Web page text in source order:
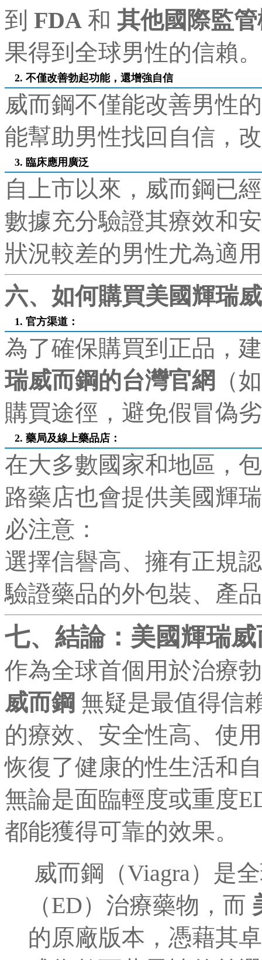
到 FDA 和 其他國際監
果得到全球男性的信賴。
2. 不僅改善勃起功能，還增強自信
威而鋼不僅能改善男性
能幫助男性找回自信，
3. 臨床應用廣泛
自上市以來，威而鋼已
數據充分驗證其療效和
狀況較差的男性尤為適
六、如何購買美國輝瑞
1. 官方渠道：
為了確保購買到正品，
瑞威而鋼的台灣官網
（
購買途徑，避免假冒偽
2. 藥局及線上藥品店：
在大多數國家和地區，
路藥店也會提供美國輝
必注意：
選擇信譽高、擁有正規
驗證藥品的外包裝、產
七、結論：美國輝瑞
作為全球首個用於治療
威而鋼 無疑是最值得信
的療效、安全性高、使
恢復了健康的性生活和
無論是面臨輕度或重度
都能獲得可靠的效果。
威而鋼（Viagra）是
（ED）治療藥物，而
的原廠版本，憑藉其